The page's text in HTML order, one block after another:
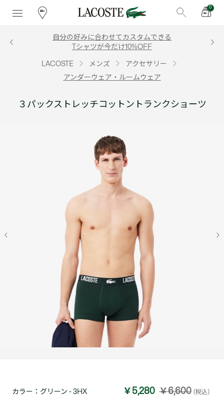
0
自分の好みに合わせてカスタムできる
Tシャツが今だけ10%OFF
LACOSTE メンズ アクセサリー
アンダーウェア・ルームウェア
３パックストレッチコットントランクショーツ
カラー： グリーン - 3HX ￥5,280 ￥6,600 (税込)